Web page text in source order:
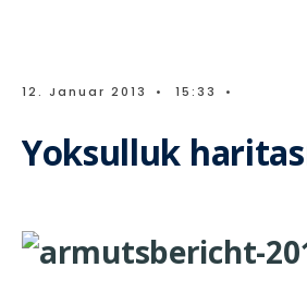
12. Januar 2013 • 15:33 •
Yoksulluk